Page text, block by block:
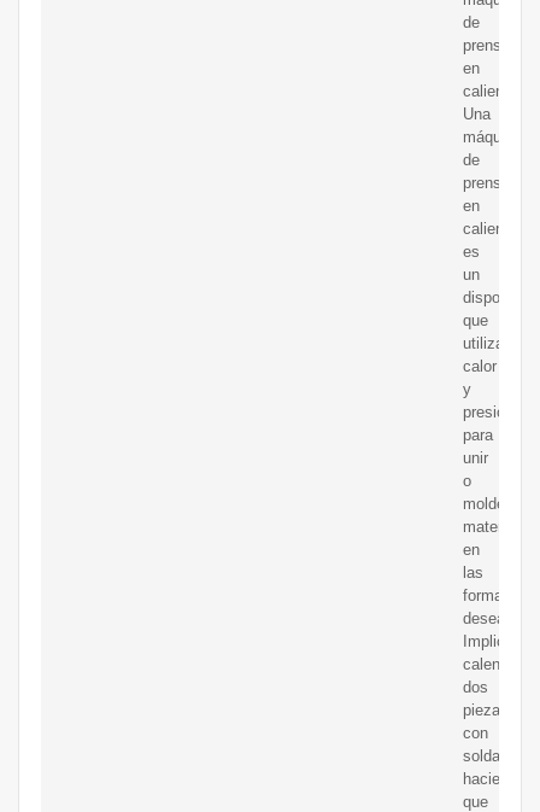
de
prensado
en
caliente.
Una
máquina
de
prensado
en
caliente
es
un
dispositivo
que
utiliza
calor
y
presión
para
unir
o
moldear
materiales
en
las
formas
deseadas.
Implica
calentar
dos
piezas
con
soldadura,
haciendo
que